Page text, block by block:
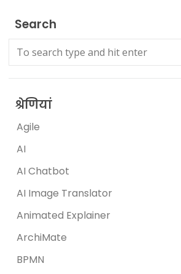
Search
श्रेणियां
Agile
AI
AI Chatbot
AI Image Translator
Animated Explainer
ArchiMate
BPMN